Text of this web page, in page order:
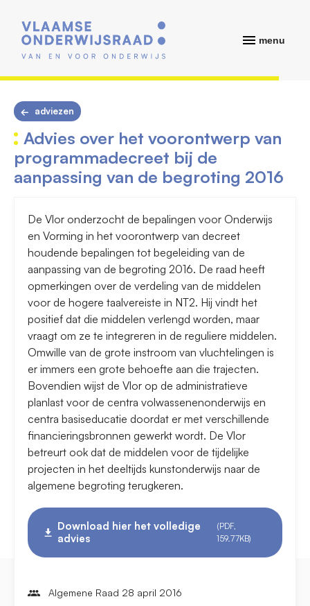
menu
adviezen
Advies over het voorontwerp van
programmadecreet bij de
aanpassing van de begroting 2016
De Vlor onderzocht de bepalingen voor Onderwijs
en Vorming in het voorontwerp van decreet
houdende bepalingen tot begeleiding van de
aanpassing van de begroting 2016. De raad heeft
opmerkingen over de verdeling van de middelen
voor de hogere taalvereiste in NT2. Hij vindt het
positief dat die middelen verlengd worden, maar
vraagt om ze te integreren in de reguliere middelen.
Omwille van de grote instroom van vluchtelingen is
er immers een grote behoefte aan die trajecten.
Bovendien wijst de Vlor op de administratieve
planlast voor de centra volwassenenonderwijs en
centra basiseducatie doordat er met verschillende
financieringsbronnen gewerkt wordt. De Vlor
betreurt ook dat de middelen voor de tijdelijke
projecten in het deeltijds kunstonderwijs naar de
algemene begroting terugkeren.
Download hier het volledige
advies
(PDF,
159.77KB)
Algemene Raad 28 april 2016